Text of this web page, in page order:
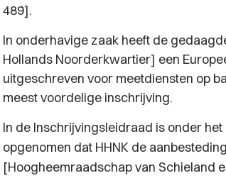
489].
In onderhavige zaak heeft de
Hollands Noorderkwartier] een
uitgeschreven voor meetdiensten op
meest voordelige inschrijving.
In de Inschrijvingsleidraad is onder
opgenomen dat HHNK de
[Hoogheemraadschap van Schieland